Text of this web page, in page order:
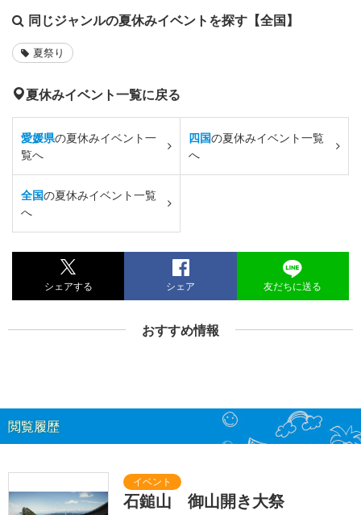
同じジャンルの夏休みイベントを探す【全国】
夏祭り
夏休みイベント一覧に戻る
愛媛県の夏休みイベント一
覧へ
四国の夏休みイベント一覧
へ
全国の夏休みイベント一覧
へ
シェアする シェア 友だちに送る
おすすめ情報
閲覧履歴
石鎚山 御山開き大祭